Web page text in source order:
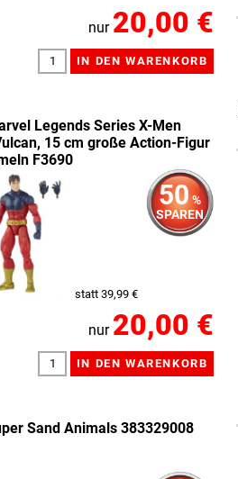
nur 20,00 €
Legends Series X-Men
15 cm große Action-Figur
F3690
50 %
SPAREN
statt 39,99 €
nur 20,00 €
Sand Animals 383329008